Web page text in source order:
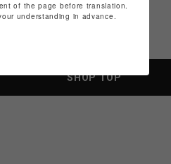
SHOP TOP
of the page before translation.
understanding in advance.